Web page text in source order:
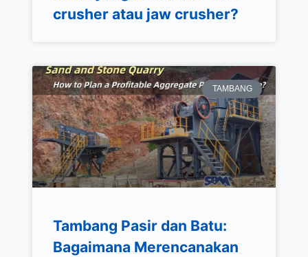
crusher atau jaw crusher?
TAMBANG
Tambang Pasir dan Batu:
Bagaimana Merencanakan